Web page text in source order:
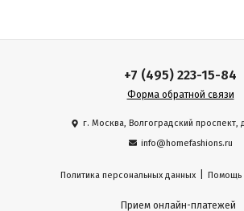
+7 (495) 223-15-84
Форма обратной связи
г. Москва, Волгоградский проспект,
info@homefashions.ru
Политика персональных данных Помощь
Прием онлайн-платежей